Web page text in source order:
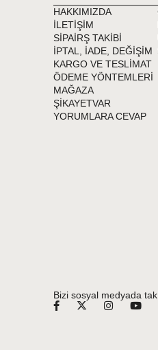
HAKKIMIZDA
İLETİŞİM
SİPAİRŞ TAKİBİ
İPTAL, İADE, DEĞİŞİM
KARGO VE TESLİMAT
ÖDEME YÖNTEMLERİ
MAĞAZA
ŞİKAYETVAR
YORUMLARA CEVAP
Bizi sosyal medyada